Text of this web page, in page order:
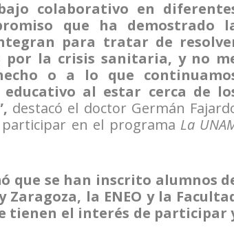
colaborativo en
que ha demostrado
para tratar de
por la crisis sanitaria, y no
o a lo que
al estar cerca de
destacó el doctor Germán
participar en el programa La
que se han inscrito alumnos
la ENEO y la
tienen el interés de participar